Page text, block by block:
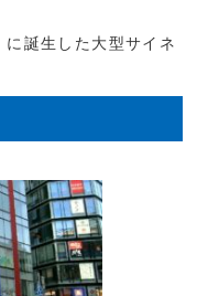
に誕生した大型サイネ